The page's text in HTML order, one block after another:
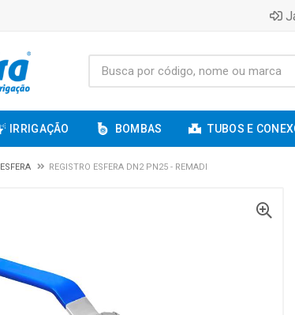
IRRIGAÇÃO BOMBAS TUBOS E
ESFERA REGISTRO ESFERA DN2 PN25 - REMADI